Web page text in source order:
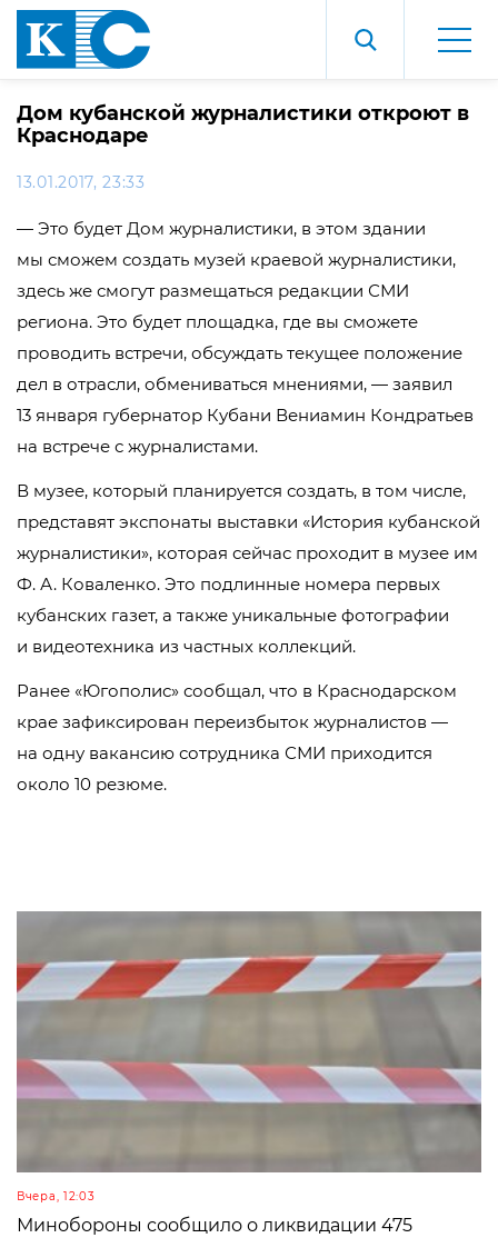
Дом кубанской журналистики откроют в
Краснодаре
13.01.2017, 23:33
— Это будет Дом журналистики, в этом здании
мы сможем создать музей краевой журналистики,
здесь же смогут размещаться редакции СМИ
региона. Это будет площадка, где вы сможете
проводить встречи, обсуждать текущее положение
дел в отрасли, обмениваться мнениями, — заявил
13 января губернатор Кубани Вениамин Кондратьев
на встрече с журналистами.
В музее, который планируется создать, в том числе,
представят экспонаты выставки «История кубанской
журналистики», которая сейчас проходит в музее им
Ф. А. Коваленко. Это подлинные номера первых
кубанских газет, а также уникальные фотографии
и видеотехника из частных коллекций.
Ранее «Югополис» сообщал, что в Краснодарском
крае зафиксирован переизбыток журналистов —
на одну вакансию сотрудника СМИ приходится
около 10 резюме.
Вчера, 12:03
Минобороны сообщило о ликвидации 475